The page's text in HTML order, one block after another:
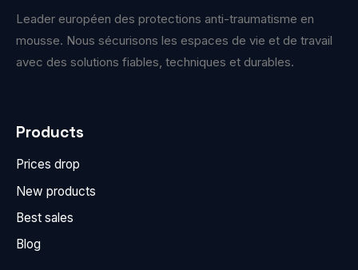
Leader européen des protections anti-traumatisme en
mousse. Nous sécurisons les espaces de vie et de travail
avec des solutions fiables, techniques et durables.
Products
Prices drop
New products
Best sales
Blog